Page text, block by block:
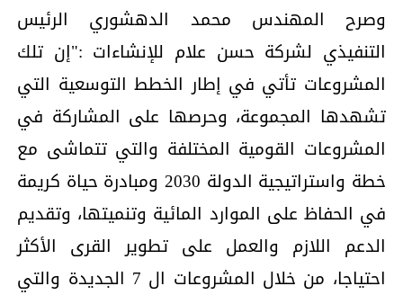
وصرح المهندس محمد الدهشوري الرئيس
التنفيذي لشركة حسن علام للإنشاءات :"إن تلك
المشروعات تأتي في إطار الخطط التوسعية التي
تشهدها المجموعة، وحرصها على المشاركة في
المشروعات القومية المختلفة والتي تتماشى مع
خطة واستراتيجية الدولة 2030 ومبادرة حياة كريمة
في الحفاظ على الموارد المائية وتنميتها، وتقديم
الدعم اللازم والعمل على تطوير القرى الأكثر
احتياجا، من خلال المشروعات ال 7 الجديدة والتي